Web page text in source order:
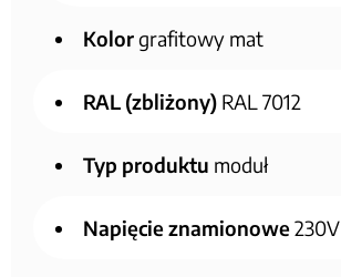
Kolorgrafitowy mat
RAL (zbliżony) RAL 7012
Typ produktu moduł
Napięcie znamionowe230V